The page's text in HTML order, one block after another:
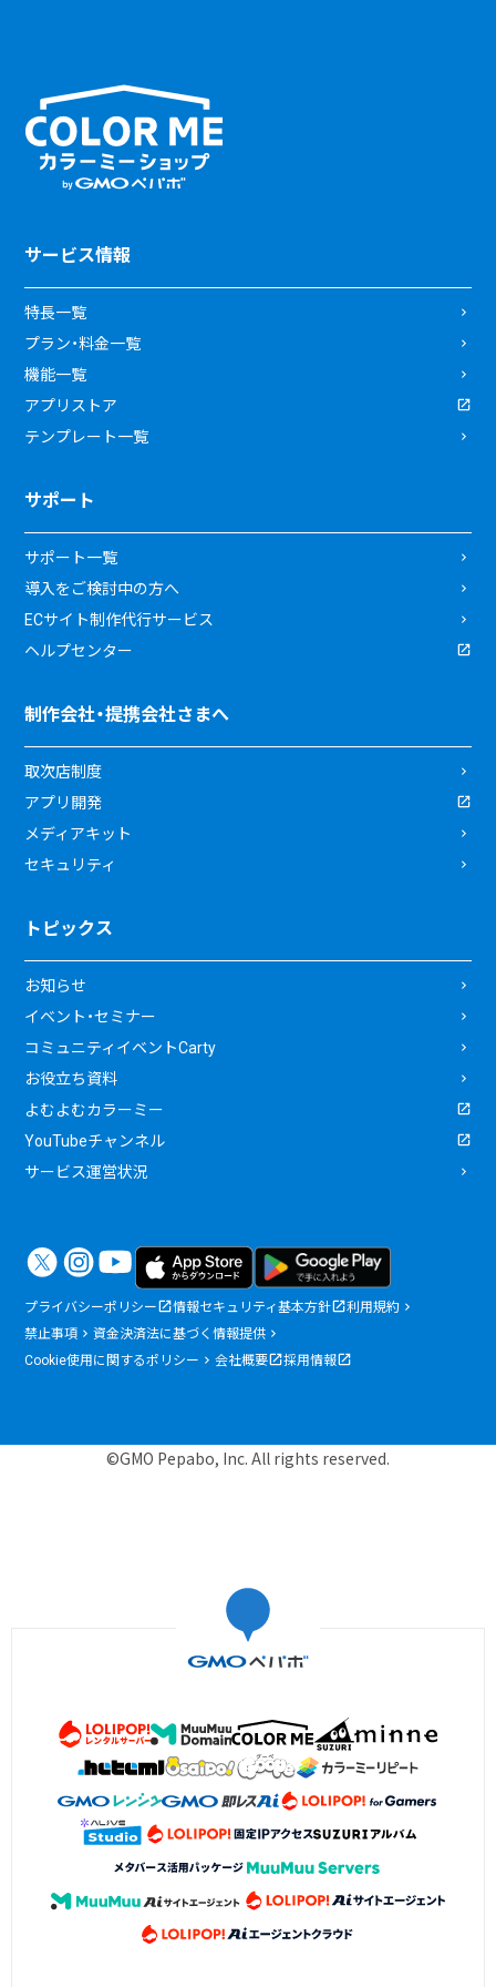
サービス情報
特長一覧
プラン・料金一覧
機能一覧
アプリストア
テンプレート一覧
サポート
サポート一覧
導入をご検討中の方へ
ECサイト制作代行サービス
ヘルプセンター
制作会社・提携会社さまへ
取次店制度
アプリ開発
メディアキット
セキュリティ
トピックス
お知らせ
イベント・セミナー
コミュニティイベントCarty
お役立ち資料
よむよむカラーミー
YouTubeチャンネル
サービス運営状況
プライバシーポリシー 情報セキュリティ基本方針
利用規約
禁止事項
資金決済法に基づく情報提供
Cookie使用に関するポリシー
会社概要 採用情報
©GMO Pepabo, Inc. All rights reserved.